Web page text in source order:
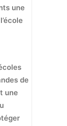
une
de
une